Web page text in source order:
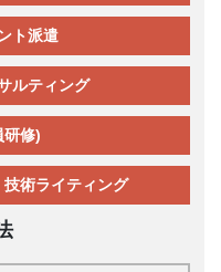
ト派遣
ルティング
研修)
術ライティング